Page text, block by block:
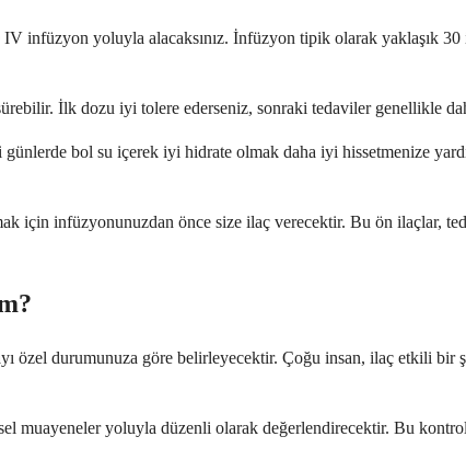
infüzyon yoluyla alacaksınız. İnfüzyon tipik olarak yaklaşık 30
İlk dozu iyi tolere ederseniz, sonraki tedaviler genellikle
bol su içerek iyi hidrate olmak daha iyi hissetmenize
için infüzyonunuzdan önce size ilaç verecektir. Bu ön ilaçlar,
özel durumunuza göre belirleyecektir. Çoğu insan, ilaç etkili bir
muayeneler yoluyla düzenli olarak değerlendirecektir. Bu